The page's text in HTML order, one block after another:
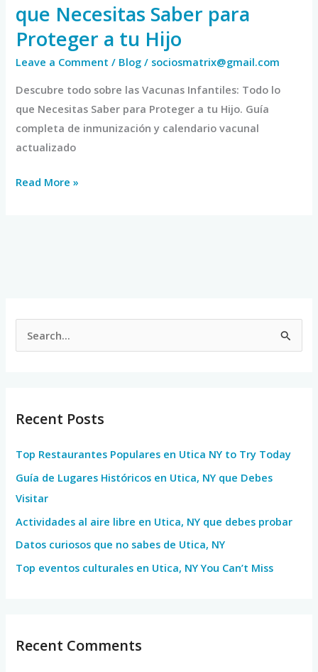
que Necesitas Saber para
Proteger a tu Hijo
Leave a Comment / Blog / sociosmatrix@gmail.com
Descubre todo sobre las Vacunas Infantiles: Todo lo
que Necesitas Saber para Proteger a tu Hijo. Guía
completa de inmunización y calendario vacunal
actualizado
Hijo
Read More »
c
f
o
r
:
Recent Posts
Top Restaurantes Populares en Utica NY to Try Today
Guía de Lugares Históricos en Utica, NY que Debes
Visitar
Actividades al aire libre en Utica, NY que debes probar
Datos curiosos que no sabes de Utica, NY
Top eventos culturales en Utica, NY You Can’t Miss
Recent Comments